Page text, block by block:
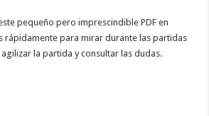
pequeño pero imprescindible PDF en
rápidamente para mirar durante las partidas
la partida y consultar las dudas.